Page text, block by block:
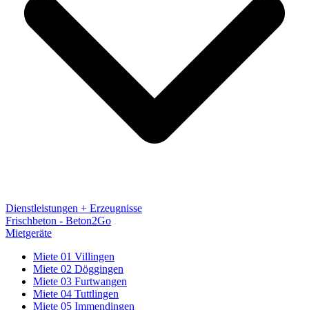
Dienstleistungen + Erzeugnisse
Frischbeton - Beton2Go
Mietgeräte
Miete 01 Villingen
Miete 02 Döggingen
Miete 03 Furtwangen
Miete 04 Tuttlingen
Miete 05 Immendingen